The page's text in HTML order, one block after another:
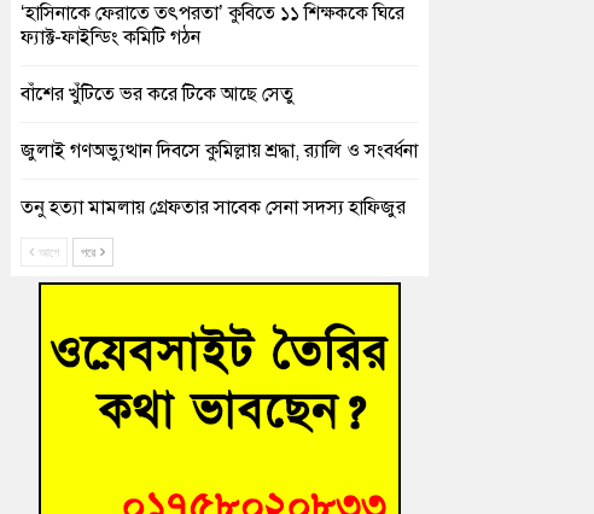
‘হাসিনাকে ফেরাতে তৎপরতা’ কুবিতে ১১ শিক্ষককে ঘিরে
ফ্যাক্ট-ফাইন্ডিং কমিটি গঠন
বাঁশের খুঁটিতে ভর করে টিকে আছে সেতু
জুলাই গণঅভ্যুত্থান দিবসে কুমিল্লায় শ্রদ্ধা, র‍্যালি ও সংবর্ধনা
তনু হত্যা মামলায় গ্রেফতার সাবেক সেনা সদস্য হাফিজুর
রহমান হাইকোর্টের জামিনে মুক্ত
আহত শিক্ষার্থীদের দেখতে গিয়ে মেডিকেলের ক্যান্টিনে
হোমনায় বিধবা নারীর জমি দখল ও জীবননাশের হুমকির
আগে পরে